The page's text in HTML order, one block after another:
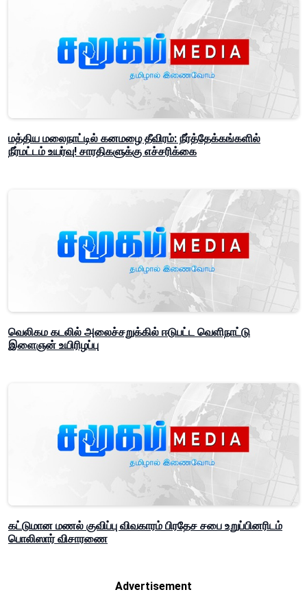
மத்திய மலைநாட்டில் கனமழை தீவிரம்: நீர்த்தேக்கங்களில்
நீர்மட்டம் உயர்வு! சாரதிகளுக்கு எச்சரிக்கை
வெலிகம கடலில் அலைச்சறுக்கில் ஈடுபட்ட வெளிநாட்டு
இளைஞன் உயிரிழப்பு
கட்டுமான மணல் குவிப்பு விவகாரம் பிரதேச சபை உறுப்பினரிடம்
பொலிஸார் விசாரணை
Advertisement